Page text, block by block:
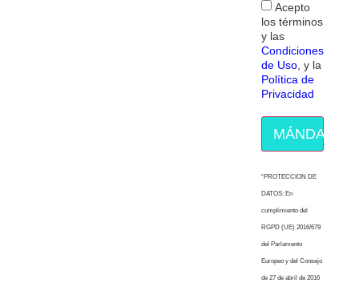
Acepto
los términos
y las
Condiciones
de Uso , y la
Política de
Privacidad
MÁNDAME
“PROTECCION DE
DATOS: En
cumplimiento del
RGPD (UE) 2016/679
del Parlamento
Europeo y del Consejo
de 27 de abril de 2016